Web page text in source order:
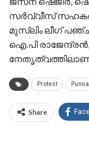
സർവ്വീസ്
മുസ്ലിം ലീഗ്
ഐ.പി
നേതൃത്വത്തിലാണ്
Protest
Share